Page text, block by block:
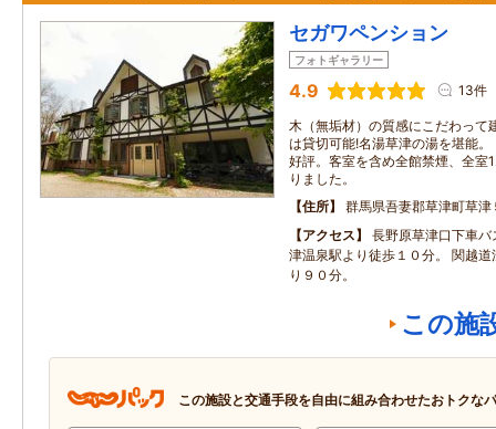
セガワペンション
フォトギャラリー
4.9 13件
木（無垢材）の質感にこだわっ
は貸切可能!名湯草津の湯を堪
好評。客室を含め全館禁煙、全室
りました。
住所
群馬県吾妻郡草津町草津
アクセス
長野原草津口下車
津温泉駅より徒歩１０分。 関越
り９０分。
この施
この施設と交通手段を自由に組み合わせたおトクな